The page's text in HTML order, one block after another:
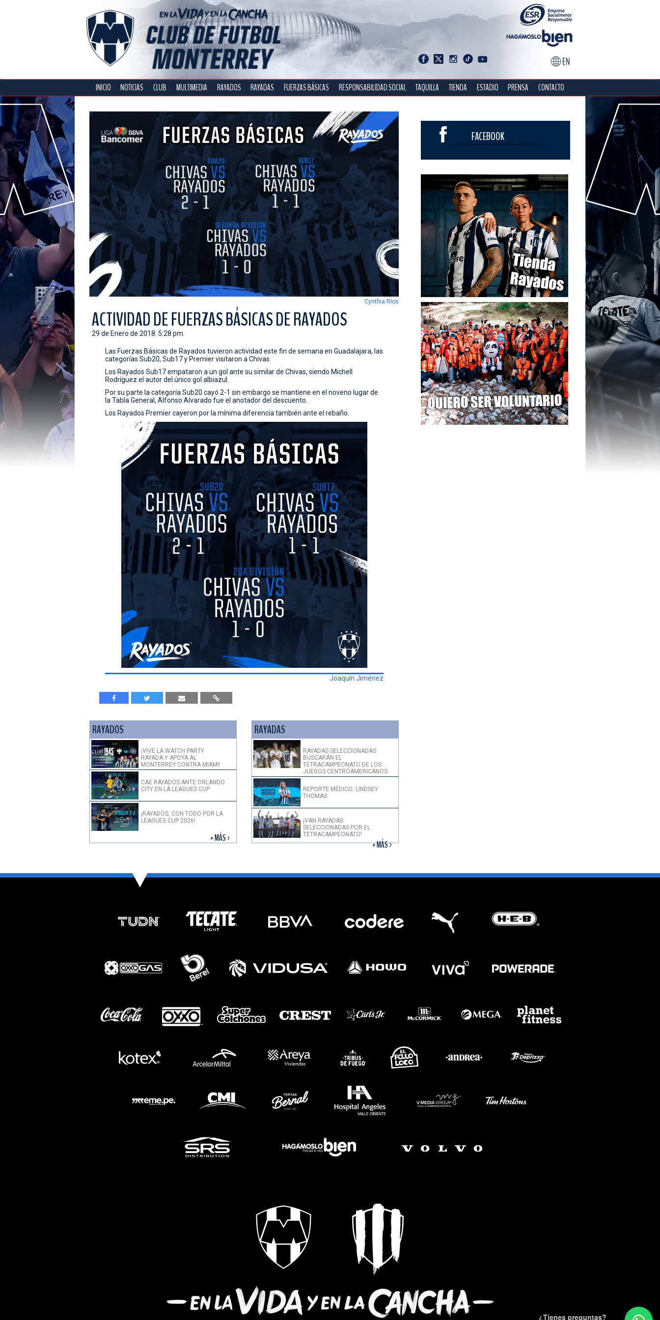
INICIO NOTICIAS CLUB MULTIMEDIA RAYADOS RAYADAS FUERZAS BÁSICAS RESPONSABILIDAD SOCIAL TAQUILLA TIENDA ESTADIO PRENSA CONTACTO
Cynthia Ríos
ACTIVIDAD DE FUERZAS BÁSICAS DE RAYADOS
29 de Enero de 2018. 5:28 pm.
Las Fuerzas Básicas de Rayados tuvieron actividad este fin de semana en Guadalajara, las
categorías Sub20, Sub17 y Premier visitaron a Chivas.
Los Rayados Sub17 empataron a un gol ante su similar de Chivas, siendo Michell
Rodríguez el autor del único gol albiazul.
Por su parte la categoría Sub20 cayó 2-1 sin embargo se mantiene en el noveno lugar de
la Tabla General, Alfonso Alvarado fue el anotador del descuento.
Los Rayados Premier cayeron por la mínima diferencia también ante el rebaño.
Joaquín Jiménez
RAYADOS
¡VIVE LA WATCH PARTY
RAYADA Y APOYA AL
MONTERREY CONTRA MIAMI!
CAE RAYADOS ANTE ORLANDO
CITY EN LA LEAGUES CUP
¡RAYADOS, CON TODO POR LA
LEAGUES CUP 2026!
+ MÁS >
RAYADAS
RAYADAS SELECCIONADAS
BUSCARÁN EL
TETRACAMPEONATO DE LOS
JUEGOS CENTROAMERICANOS
REPORTE MÉDICO: LINDSEY
THOMAS
¡VAN RAYADAS
SELECCIONADAS POR EL
TETRACAMPEONATO!
+ MÁS >
FACEBOOK
¿Tienes preguntas?